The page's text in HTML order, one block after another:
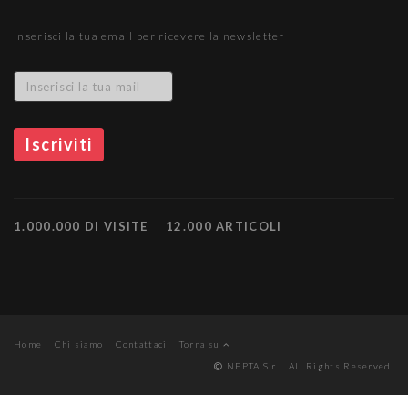
Inserisci la tua email per ricevere la newsletter
1.000.000 DI VISITE 12.000 ARTICOLI
Home Chi siamo Contattaci
Torna su
NEPTA S.r.l. All Rights Reserved.